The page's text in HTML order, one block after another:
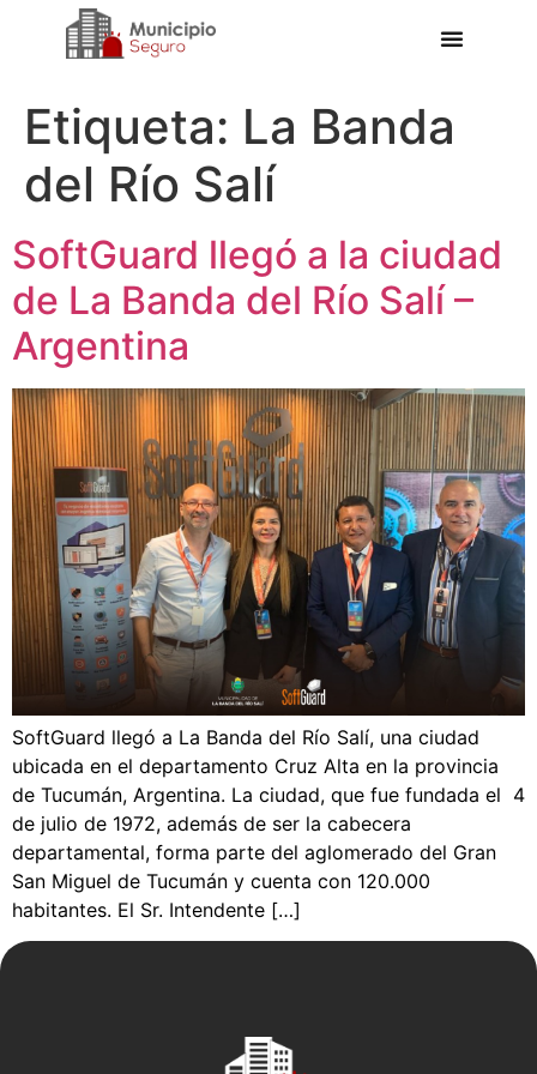
Etiqueta: La Banda
del Río Salí
SoftGuard llegó a la ciudad
de La Banda del Río Salí –
Argentina
SoftGuard llegó a La Banda del Río Salí, una ciudad
ubicada en el departamento Cruz Alta en la provincia
de Tucumán, Argentina. La ciudad, que fue fundada el 4
de julio de 1972, además de ser la cabecera
departamental, forma parte del aglomerado del Gran
San Miguel de Tucumán y cuenta con 120.000
habitantes. El Sr. Intendente […]